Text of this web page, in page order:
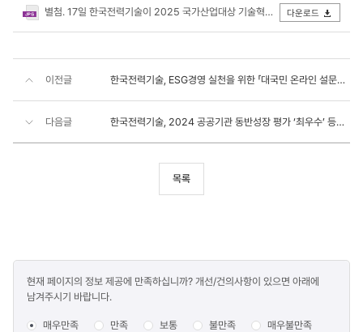
별첨. 17일 한국전력기술이 2025 국가산업대상 기술혁신 부문에서 대상을 수상했다.JPG
다운로드
이전글 한국전력기술, ESG경영 실천을 위한 「대국민 온라인 설문조사」 시행
다음글 한국전력기술, 2024 공공기관 동반성장 평가 ‘최우수’ 등급 달성
목록
만족도
조사
현재 페이지의 정보 제공에 만족하십니까? 개선/건의사항이 있으면 아래에
남겨주시기 바랍니다.
매우만족 만족 보통 불만족 매우불만족